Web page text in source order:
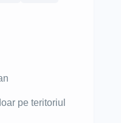
pe teritoriul